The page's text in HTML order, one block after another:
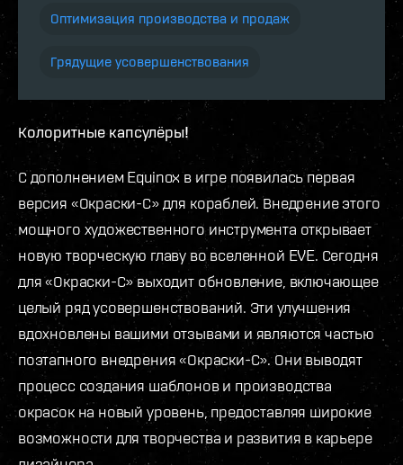
Оптимизация производства и продаж
Грядущие усовершенствования
Колоритные капсулёры!
С дополнением Equinox в игре появилась первая
версия «Окраски-С» для кораблей. Внедрение этого
мощного художественного инструмента открывает
новую творческую главу во вселенной EVE. Сегодня
для «Окраски-С» выходит обновление, включающее
целый ряд усовершенствований. Эти улучшения
вдохновлены вашими отзывами и являются частью
поэтапного внедрения «Окраски-С». Они выводят
процесс создания шаблонов и производства
окрасок на новый уровень, предоставляя широкие
возможности для творчества и развития в карьере